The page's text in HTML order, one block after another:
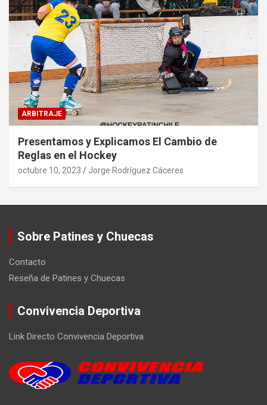
ARBITRAJE
Presentamos y Explicamos El Cambio de
Reglas en el Hockey
octubre 10, 2023 Jorge Rodríguez Cáceres
Sobre Patines y Chuecas
Contacto
Reseña de Patines y Chuecas
Convivencia Deportiva
Link Directo Convivencia Deportiva